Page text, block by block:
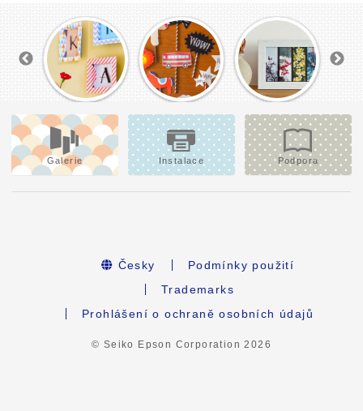
Galerie Instalace Podpora
Česky
Podmínky použití
Trademarks
Prohlášení o ochraně osobních údajů
© Seiko Epson Corporation2026